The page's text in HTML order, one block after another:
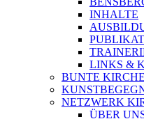
INHALTE
LINKS &
BUNTE
NETZWERK
ÜBER